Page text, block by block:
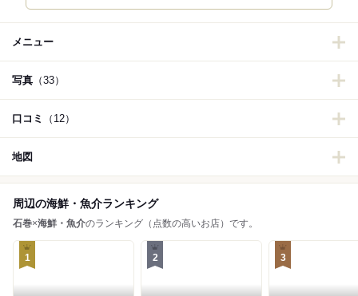
メニュー
写真 （33）
口コミ （12）
地図
周辺の海鮮・魚介ランキング
石巻×海鮮・魚介のランキング（点数の高いお店）です。
1 2 3